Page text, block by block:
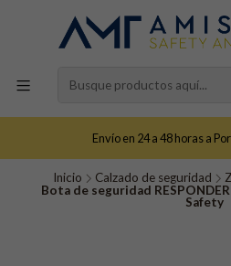
Envío en 24 a 48 horas a
Inicio Calzado de seguridad
Bota de seguridad RESPONDER
Safety